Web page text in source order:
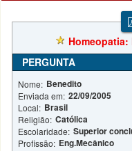
PERGUNTA
Nome: Benedito
Enviada em: 22/09/2005
Local: Brasil
Religião: Católica
Escolaridade: Superior
Profissão: Eng.Mecânico